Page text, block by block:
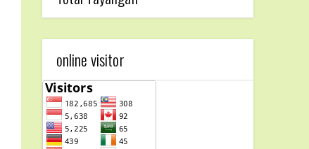
online visitor